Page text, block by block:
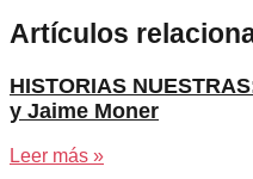
Artículos
HISTORIAS
y Jaime Moner
Leer más »